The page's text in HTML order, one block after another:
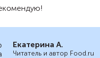
Екатерина А.
Читатель и автор Food.ru